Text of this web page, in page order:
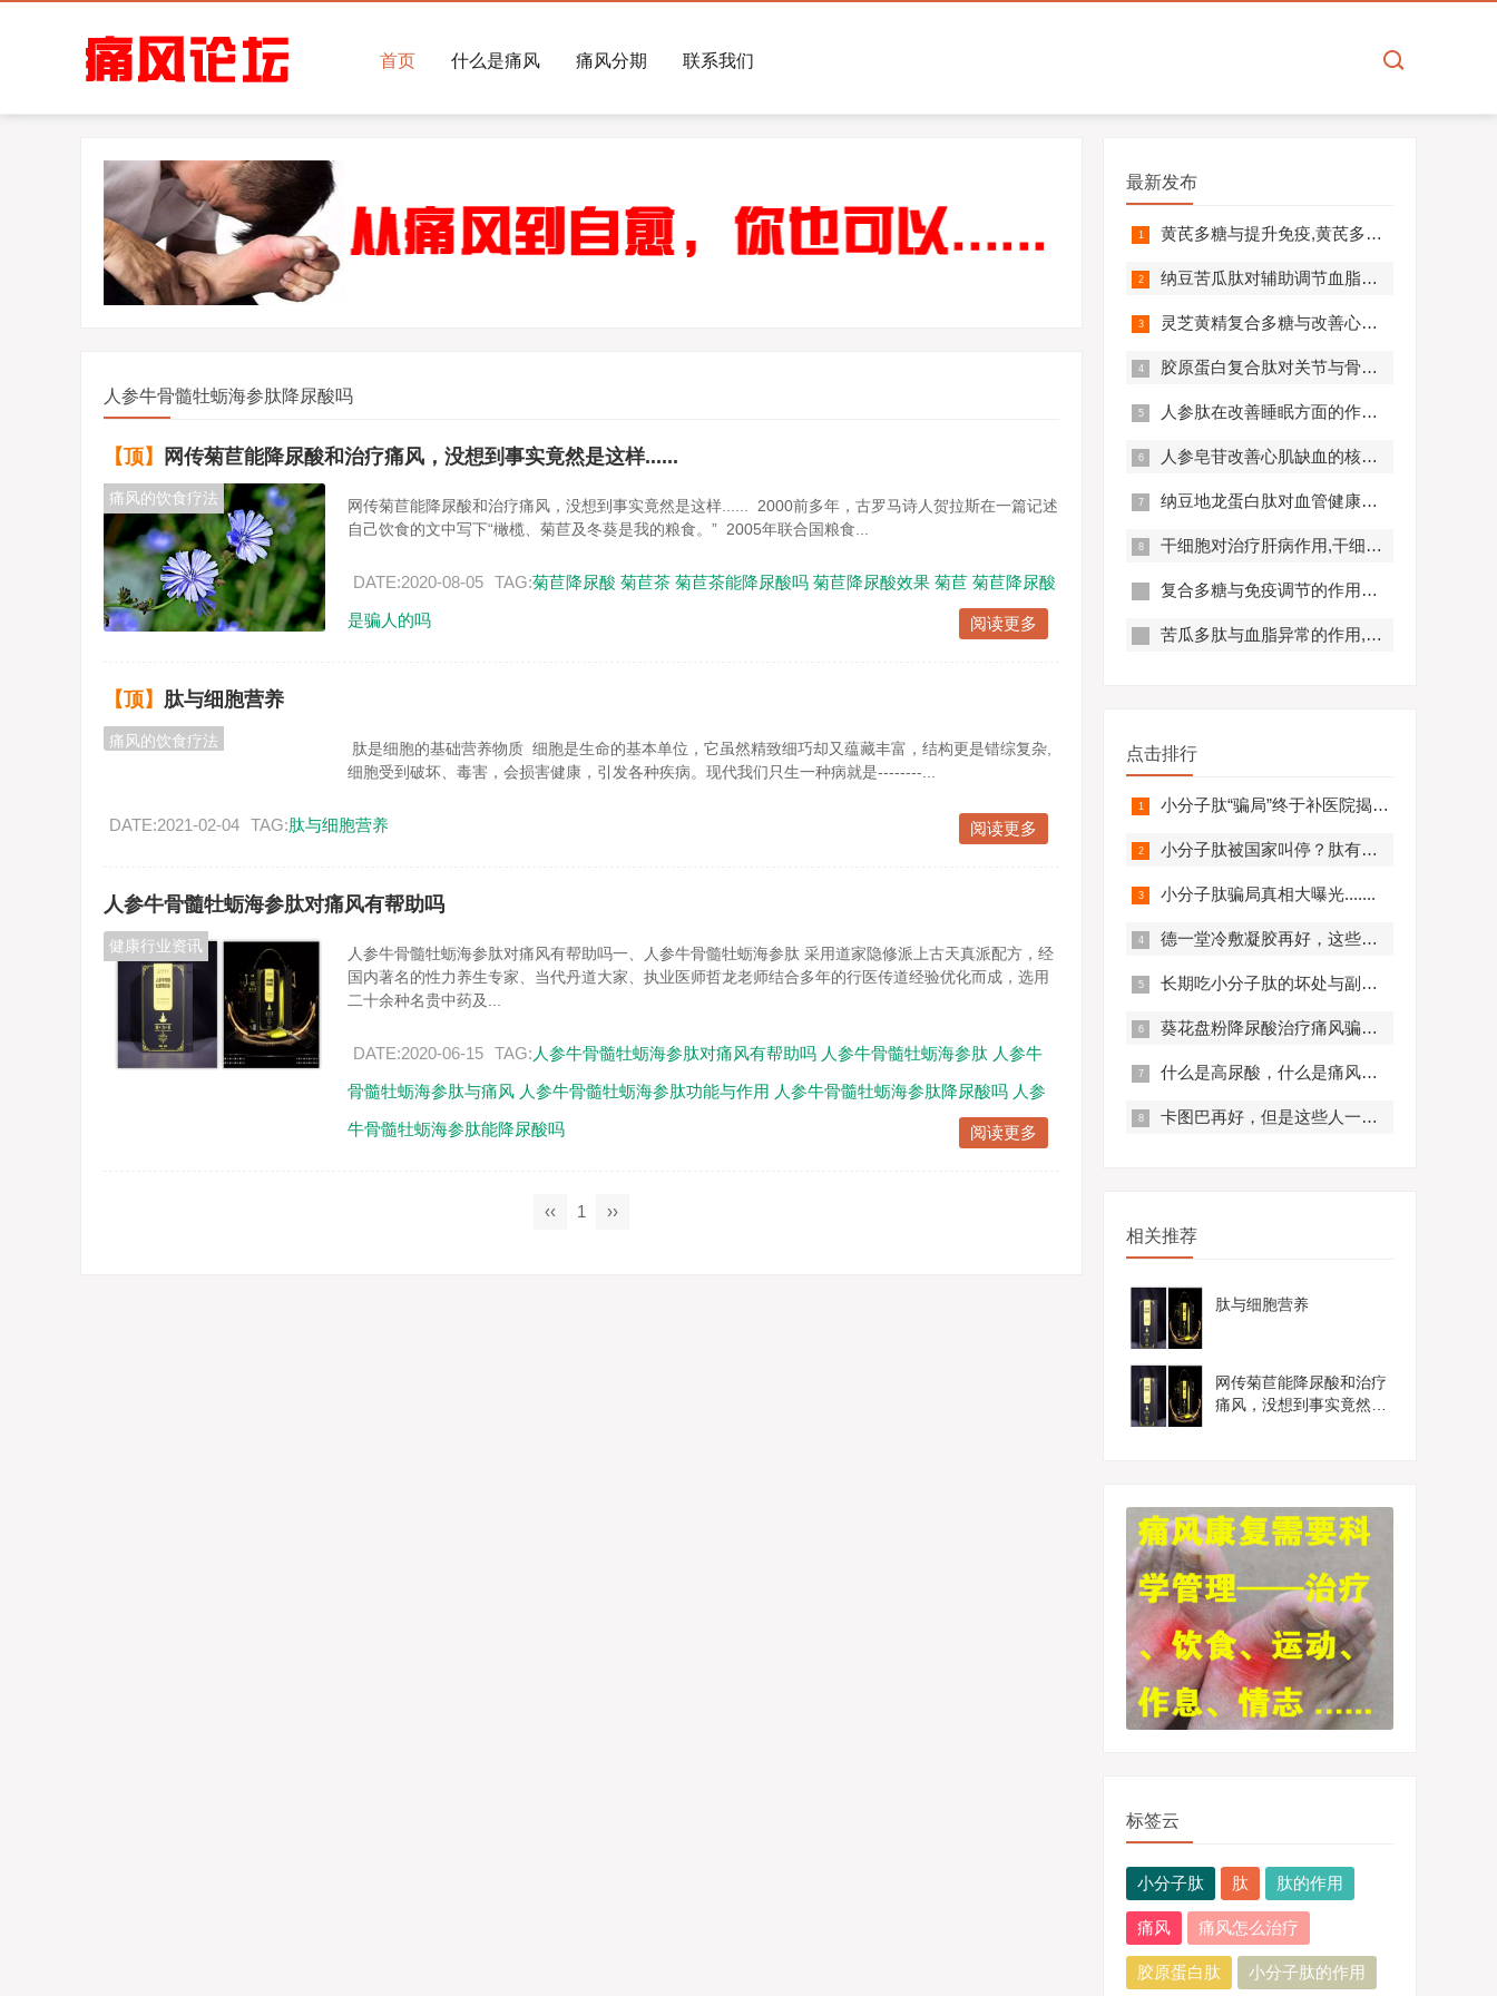
首页 什么是痛风 痛风分期 联系我们
人参牛骨髓牡蛎海参肽降尿酸吗
【顶】 网传菊苣能降尿酸和治疗痛风，没想到事实竟然是这样......
痛风的饮食疗法
网传菊苣能降尿酸和治疗痛风，没想到事实竟然是这样...... 2000前多年，古罗马诗人贺拉斯在一篇记述
自己饮食的文中写下“橄榄、菊苣及冬葵是我的粮食。” 2005年联合国粮食...
DATE:2020-08-05 TAG:菊苣降尿酸 菊苣茶 菊苣茶能降尿酸吗 菊苣降尿酸效果 菊苣 菊苣降尿酸
是骗人的吗
阅读更多
【顶】 肽与细胞营养
痛风的饮食疗法
肽是细胞的基础营养物质 细胞是生命的基本单位，它虽然精致细巧却又蕴藏丰富，结构更是错综复杂,
细胞受到破坏、毒害，会损害健康，引发各种疾病。现代我们只生一种病就是--------...
DATE:2021-02-04 TAG:肽与细胞营养 阅读更多
人参牛骨髓牡蛎海参肽对痛风有帮助吗
健康行业资讯
人参牛骨髓牡蛎海参肽对痛风有帮助吗一、人参牛骨髓牡蛎海参肽 采用道家隐修派上古天真派配方，经
国内著名的性力养生专家、当代丹道大家、执业医师哲龙老师结合多年的行医传道经验优化而成，选用
二十余种名贵中药及...
DATE:2020-06-15 TAG: 人参牛骨髓牡蛎海参肽对痛风有帮助吗 人参牛骨髓牡蛎海参肽 人参牛
骨髓牡蛎海参肽与痛风 人参牛骨髓牡蛎海参肽功能与作用 人参牛骨髓牡蛎海参肽降尿酸吗 人参
牛骨髓牡蛎海参肽能降尿酸吗
阅读更多
‹‹ 1 ››
最新发布
黄芪多糖与提升免疫,黄芪多糖对免疫相关疾病营养干预价值分析！
纳豆苦瓜肽对辅助调节血脂血压的作用机制,应用效果如何？
灵芝黄精复合多糖与改善心肺功能的机制及临床应用分析
胶原蛋白复合肽对关节与骨骼的作用,胶原蛋白复合肽效果怎么样?
人参肽在改善睡眠方面的作用机制及应用分析
人参皂苷改善心肌缺血的核心机制,应用效果怎么样？
纳豆地龙蛋白肽对血管健康的好处,纳豆地龙蛋白肽对预防心脑血管疾病有帮助吗？
干细胞对治疗肝病作用,干细胞对肝硬化有作用吗?
复合多糖与免疫调节的作用原理及优势分析
苦瓜多肽与血脂异常的作用,苦瓜多肽调节脂代谢效果好吗？
点击排行
小分子肽“骗局”终于补医院揭开，结果太可怕.........
小分子肽被国家叫停？肽有副作用？必看！
小分子肽骗局真相大曝光.......
德一堂冷敷凝胶再好，这些人一定不要用！还有些人必须..........
长期吃小分子肽的坏处与副作用，肽与蛋白质的区别
葵花盘粉降尿酸治疗痛风骗局？真实曝光，赶紧来看！
什么是高尿酸，什么是痛风？痛风有什么症状？
卡图巴再好，但是这些人一定不要服用！
相关推荐
肽与细胞营养
网传菊苣能降尿酸和治疗
痛风，没想到事实竟然是
标签云
小分子肽 肽 肽的作用
痛风 痛风怎么治疗
胶原蛋白肽 小分子肽的作用